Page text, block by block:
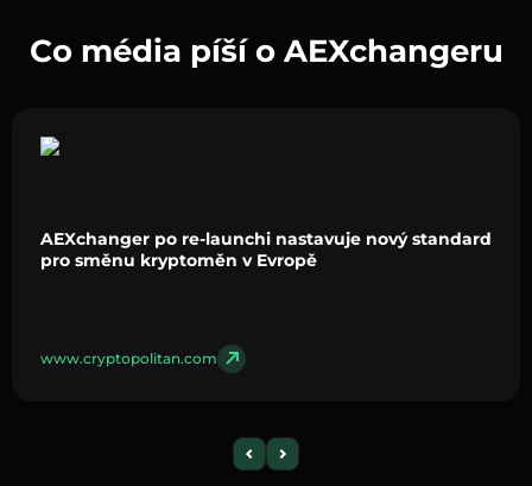
Co média píší o AEXchangeru
AEXchanger po re-launchi nastavuje nový standard
pro směnu kryptoměn v Evropě
www.cryptopolitan.com